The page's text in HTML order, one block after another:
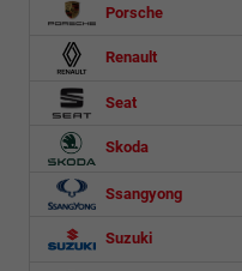
Porsche
Renault
Seat
Skoda
Ssangyong
Suzuki